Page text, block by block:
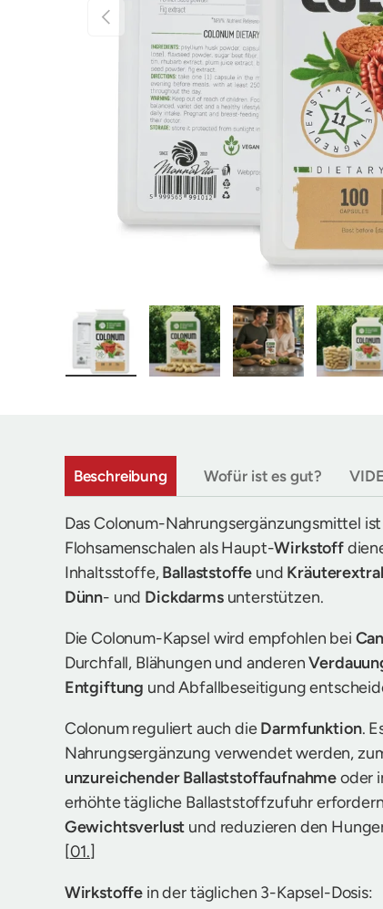
Vorherige
Bild 1 in Galerieansicht laden
Bild 2 in Galerieansicht laden
Bild 3 in Galerieansicht
Bild 4 in
Beschreibung Wofür ist es gut?
Das Colonum-Nahrungsergänzungsmittel
Flohsamenschalen als Haupt-Wirkstoff
Inhaltsstoffe,Ballaststoffe und
Dünn- und Dickdarmsunterstützen.
Die Colonum-Kapsel wird empfohlen bei
Durchfall, Blähungen und anderen
Entgiftung und Abfallbeseitigung
Colonum reguliert auch dieDarmfunktion.
Nahrungsergänzung verwendet werden,
unzureichender Ballaststoffaufnahmeoder
erhöhte tägliche Ballaststoffzufuhr
Gewichtsverlust und reduzieren den
[01.]
Wirkstoffe in der täglichen 3-Kapsel-Dosis: